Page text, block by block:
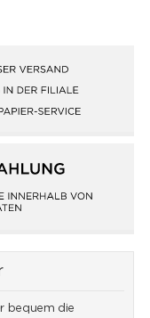
bequem die